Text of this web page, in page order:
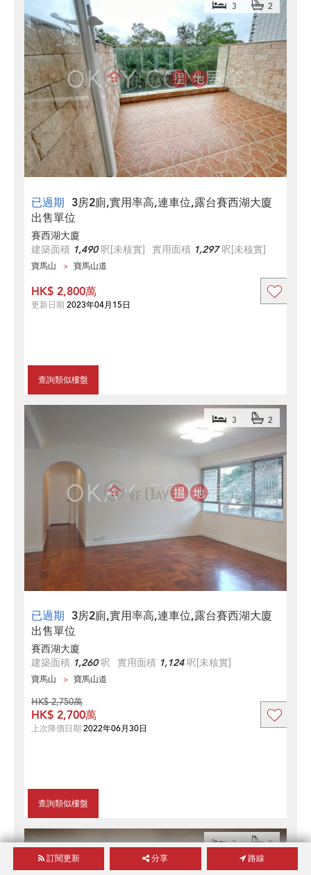
已過期 3房2廁,實用率高,連車位,露台賽西湖大廈
出售單位
3 2
賽西湖大廈
建築面積 1,490呎[未核實] 實用面積 1,297呎[未核實]
寶馬山 寶馬山道
查詢類似樓盤
HK$ 2,800萬
更新日期 2023年04月15日
已過期 3房2廁,實用率高,連車位,露台賽西湖大廈
出售單位
3 2
賽西湖大廈
建築面積 1,260呎 實用面積 1,124呎[未核實]
寶馬山 寶馬山道
查詢類似樓盤
HK$ 2,750萬
HK$ 2,700萬
上次降價日期 2022年06月30日
3
2
訂閱更新
分享 路線